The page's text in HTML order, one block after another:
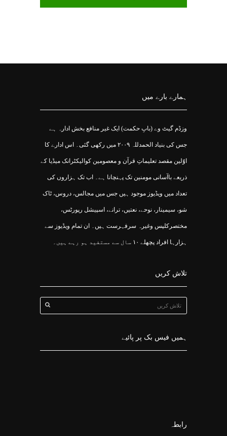
ہمارے بارے میں
وزڈم گیٹ وے (بابِ حکمت) ایک غیر منافع بخش ادارہ ہے
جس کی بنیاد الحمدللہ ۲۰۰۹ میں رکھی گئی۔ اس ادارے کا
اوّلین مقصد تعلیماتِ قرآن و معصومین کوالیکٹرانک میڈیا کے
ذریعے باآسانی مومنین تک پہنچانا ہے۔ اب تک ہزاروں کی
تعداد میں ویڈیوز موجود ہیں جس میں مجالس، دروس، ٹاک
شو، سیمینار، نوحے، نعتیں، ترانے، اسپیشل رپورٹس،
مختصرکلپس وغیرہ سرفہرست ہیں۔ ان تمام ویڈیوز سے
ہزارہا افراد پچھلے ۱۰ سال سے مستفید ہو رہے ہیں۔
تلاش کریں
ہمیں فیس بک پر پائیے
رابطہ